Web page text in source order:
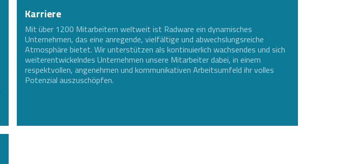
Karriere
Mit über 1200 Mitarbeitern weltweit ist Radware ein dynamisches
Unternehmen, das eine anregende, vielfältige und abwechslungsreiche
Atmosphäre bietet. Wir unterstützen als kontinuierlich wachsendes und sich
weiterentwickelndes Unternehmen unsere Mitarbeiter dabei, in einem
respektvollen, angenehmen und kommunikativen Arbeitsumfeld ihr volles
Potenzial auszuschöpfen.